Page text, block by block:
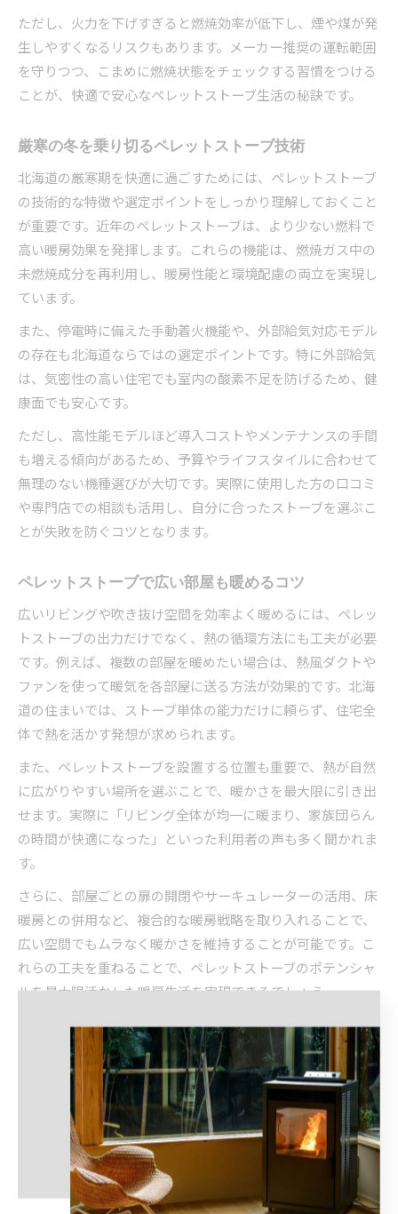
ただし、火力を下げすぎると燃焼効率が低下し、煙や煤が発
生しやすくなるリスクもあります。メーカー推奨の運転範囲
を守りつつ、こまめに燃焼状態をチェックする習慣をつける
ことが、快適で安心なペレットストーブ生活の秘訣です。
厳寒の冬を乗り切るペレットストーブ技術
北海道の厳寒期を快適に過ごすためには、ペレットストーブ
の技術的な特徴や選定ポイントをしっかり理解しておくこと
が重要です。近年のペレットストーブは、より少ない燃料で
高い暖房効果を発揮します。これらの機能は、燃焼ガス中の
未燃焼成分を再利用し、暖房性能と環境配慮の両立を実現し
ています。
また、停電時に備えた手動着火機能や、外部給気対応モデル
の存在も北海道ならではの選定ポイントです。特に外部給気
は、気密性の高い住宅でも室内の酸素不足を防げるため、健
康面でも安心です。
ただし、高性能モデルほど導入コストやメンテナンスの手間
も増える傾向があるため、予算やライフスタイルに合わせて
無理のない機種選びが大切です。実際に使用した方の口コミ
や専門店での相談も活用し、自分に合ったストーブを選ぶこ
とが失敗を防ぐコツとなります。
ペレットストーブで広い部屋も暖めるコツ
広いリビングや吹き抜け空間を効率よく暖めるには、ペレッ
トストーブの出力だけでなく、熱の循環方法にも工夫が必要
です。例えば、複数の部屋を暖めたい場合は、熱風ダクトや
ファンを使って暖気を各部屋に送る方法が効果的です。北海
道の住まいでは、ストーブ単体の能力だけに頼らず、住宅全
体で熱を活かす発想が求められます。
また、ペレットストーブを設置する位置も重要で、熱が自然
に広がりやすい場所を選ぶことで、暖かさを最大限に引き出
せます。実際に「リビング全体が均一に暖まり、家族団らん
の時間が快適になった」といった利用者の声も多く聞かれま
す。
さらに、部屋ごとの扉の開閉やサーキュレーターの活用、床
暖房との併用など、複合的な暖房戦略を取り入れることで、
広い空間でもムラなく暖かさを維持することが可能です。こ
れらの工夫を重ねることで、ペレットストーブのポテンシャ
ルを最大限活かした暖房生活を実現できるでしょう。
迷わない選定術厳寒地で後悔しな
い方法
北海道仕様ペレットストーブ選びの極意